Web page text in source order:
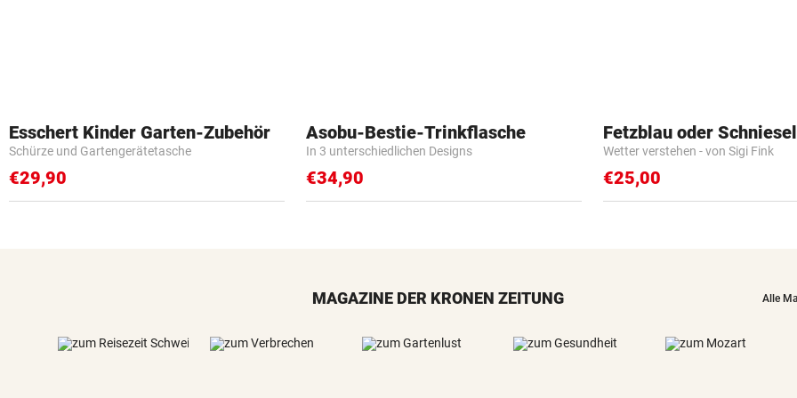
Esschert Kinder Garten-Zubehör
Schürze und Gartengerätetasche
€29,90
Asobu-Bestie-Trinkflasche
In 3 unterschiedlichen Designs
€34,90
Fetzblau oder
Wetter verstehen - von Sigi Fink
€25,00
MAGAZINE DER KRONEN ZEITUNG Alle